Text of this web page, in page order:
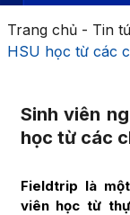
Trang chủ- Tin
HSU học từ các
Sinh viên
học từ các
Fieldtrip là
viên học từ